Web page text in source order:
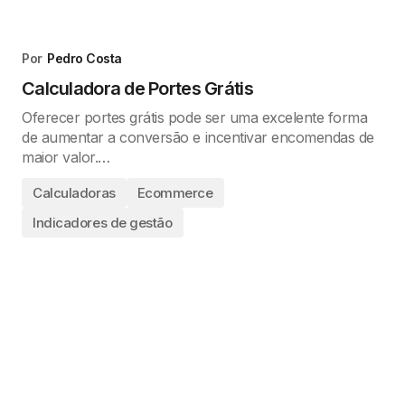
Por Pedro Costa
Calculadora de Portes Grátis
Oferecer portes grátis pode ser uma excelente forma
de aumentar a conversão e incentivar encomendas de
maior valor.…
Calculadoras
Ecommerce
Indicadores de gestão